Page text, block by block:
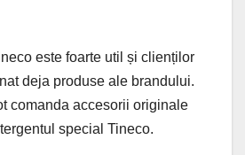
este foarte util și clienților
deja produse ale brandului.
comanda accesorii originale
special Tineco.